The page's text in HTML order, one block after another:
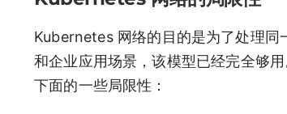
Kubernetes 网络的目的是为了处理同
和企业应用场景，该模型已经完全够
下面的一些局限性：